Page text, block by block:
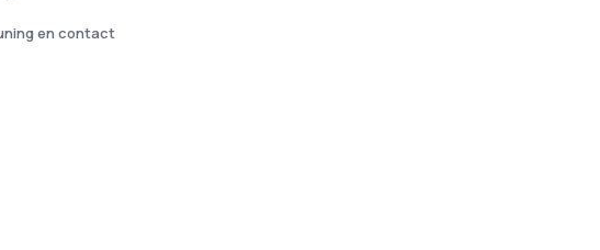
en contact